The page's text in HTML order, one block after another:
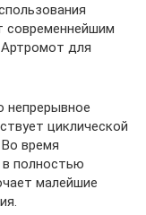
современнейшим
для
непрерывное
циклической
время
полностью
малейшие